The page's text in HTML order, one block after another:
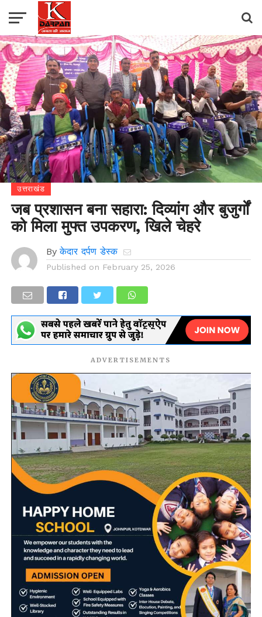
उत्तराखंड
जब प्रशासन बना सहारा: दिव्यांग और बुजुर्गों
को मिला मुफ्त उपकरण, खिले चेहरे
By केदार दर्पण डेस्क
Published on February 25, 2026
ADVERTISEMENTS